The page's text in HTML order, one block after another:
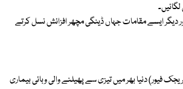
دیگر ایسے مقامات جہاں ڈینگی مچھر افزائش نسل کرتے
فیور) دنیا بھر میں تیزی سے پھیلنے والی وبائی بیماری